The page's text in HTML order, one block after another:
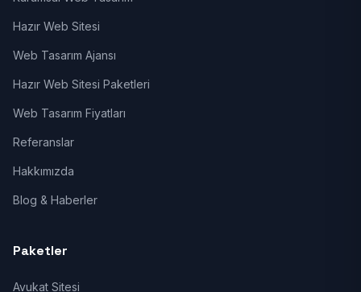
Hazır Web Sitesi
Web Tasarım Ajansı
Hazır Web Sitesi Paketleri
Web Tasarım Fiyatları
Referanslar
Hakkımızda
Blog & Haberler
Paketler
Avukat Sitesi